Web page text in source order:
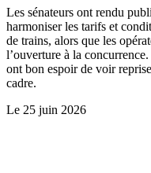
Les sénateurs ont rendu
harmoniser les tarifs et
de trains, alors que les
l’ouverture à la
ont bon espoir de voir
cadre.
Le 25 juin 2026